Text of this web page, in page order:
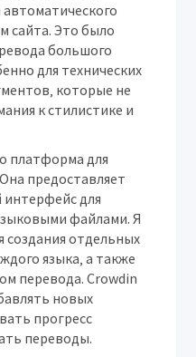
сайта. Это было
большого
для технических
которые не
к стилистике и
платформа для
предоставляет
для
файлами. Я
создания отдельных
языка‚ а также
перевода. Crowdin
новых
прогресс
переводы.